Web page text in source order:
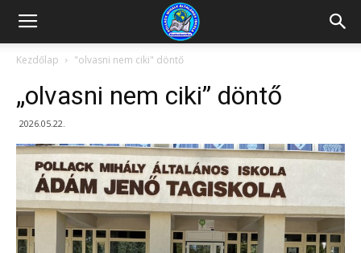
Kazincbarcikai
Pollack
Mihály
Általános
Kezdőlap "olvasni nem ciki" döntő
„olvasni nem ciki” döntő
2026.05.22.